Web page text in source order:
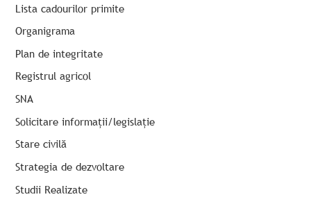
Lista cadourilor primite
Organigrama
Plan de integritate
Registrul agricol
SNA
Solicitare informații/legislație
Stare civilă
Strategia de dezvoltare
Studii Realizate